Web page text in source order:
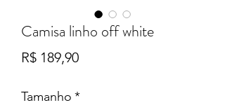
Camisa linho off white
R$ 189,90Preço
Tamanho *